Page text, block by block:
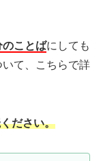
のことばにしても
いて、こちらで詳
ださい。